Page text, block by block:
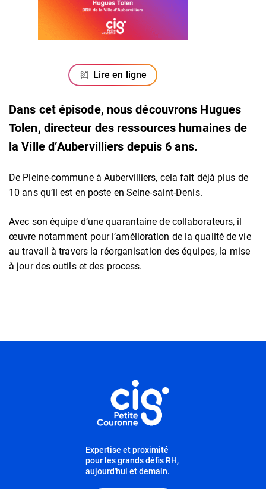
Lire en ligne
Dans cet épisode, nous découvrons Hugues
Tolen, directeur des ressources humaines de
la Ville d’Aubervilliers depuis 6 ans.
De Pleine-commune à Aubervilliers, cela fait déjà plus de
10 ans qu’il est en poste en Seine-saint-Denis.
Avec son équipe d’une quarantaine de collaborateurs, il
œuvre notamment pour l’amélioration de la qualité de vie
au travail à travers la réorganisation des équipes, la mise
à jour des outils et des process.
Expertise et proximité
pour les grands défis RH,
aujourd'hui et demain.